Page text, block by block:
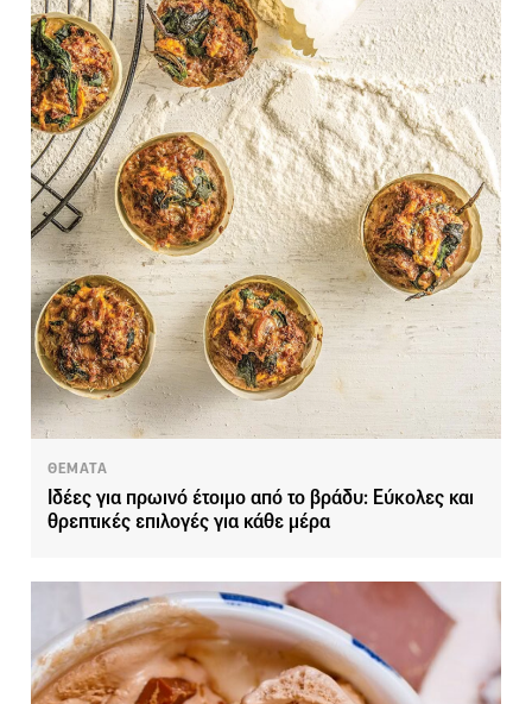
ΘΕΜΑΤΑ
Ιδέες για πρωινό έτοιμο από το βράδυ: Εύκολες και
θρεπτικές επιλογές για κάθε μέρα